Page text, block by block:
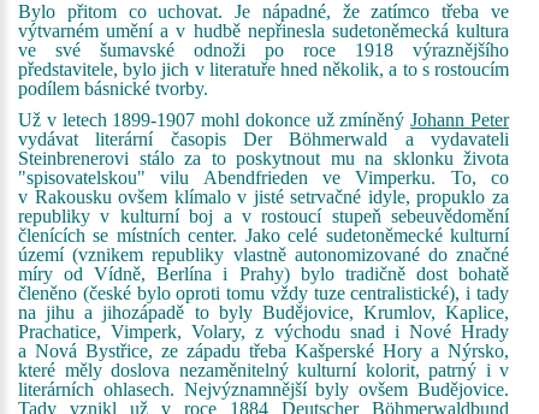
Bylo přitom co uchovat. Je nápadné, že zatímco třeba ve
výtvarném umění a v hudbě nepřinesla sudetoněmecká kultura
ve své šumavské odnoži po roce 1918 výraznějšího
představitele, bylo jich v literatuře hned několik, a to s rostoucím
podílem básnické tvorby.
Už v letech 1899-1907 mohl dokonce už zmíněnýJohann Peter
vydávat literární časopis Der Böhmerwald a vydavateli
Steinbrenerovi stálo za to poskytnout mu na sklonku života
"spisovatelskou" vilu Abendfrieden ve Vimperku. To, co
v Rakousku ovšem klímalo v jisté setrvačné idyle, propuklo za
republiky v kulturní boj a v rostoucí stupeň sebeuvědomění
členících se místních center. Jako celé sudetoněmecké kulturní
území (vznikem republiky vlastně autonomizované do značné
míry od Vídně, Berlína i Prahy) bylo tradičně dost bohatě
členěno (české bylo oproti tomu vždy tuze centralistické), i tady
na jihu a jihozápadě to byly Budějovice, Krumlov, Kaplice,
Prachatice, Vimperk, Volary, z východu snad i Nové Hrady
a Nová Bystřice, ze západu třeba Kašperské Hory a Nýrsko,
které měly doslova nezaměnitelný kulturní kolorit, patrný i v
literárních ohlasech. Nejvýznamnější byly ovšem Budějovice.
Tady vznikl už v roce 1884 Deutscher Böhmerwaldbund